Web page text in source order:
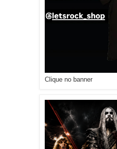
Clique no banner